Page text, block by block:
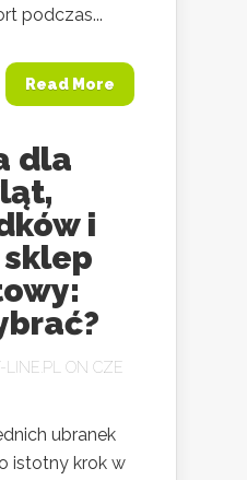
podczas...
Read More
dla
i
LINE.PL ON CZE
ubranek
istotny krok w